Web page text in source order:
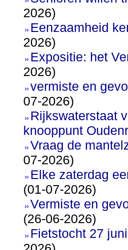
2026)
Eenzaamheid
2026)
Expositie: het
2026)
vermiste en
07-2026)
Rijkswaterstaat
knooppunt
Vraag de
07-2026)
Elke zaterdag
(01-07-2026)
Vermiste en
(26-06-2026)
Fietstocht 27